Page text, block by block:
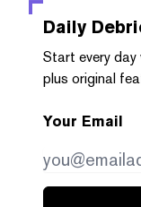
Daily
Start every
plus original
Your Email